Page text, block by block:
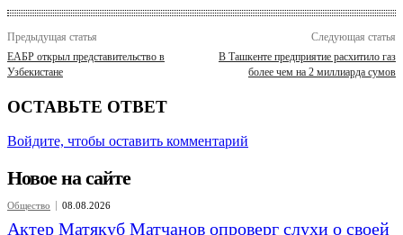
Предыдущая статья
ЕАБР открыл представительство в
Узбекистане
Следующая статья
В Ташкенте предприятие расхитило газ
более чем на 2 миллиарда сумов
ОСТАВЬТЕ ОТВЕТ
Войдите, чтобы оставить комментарий
Новое на сайте
Общество 08.08.2026
Актер Матякуб Матчанов опроверг слухи о своей